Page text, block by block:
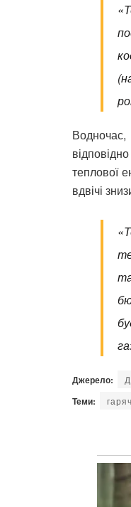
теплової
вдвічі
Джерело:
Теми: